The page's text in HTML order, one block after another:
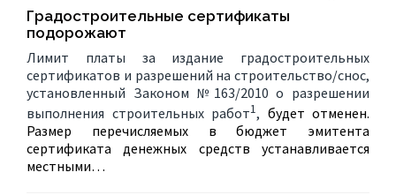
Градостроительные сертификаты
подорожают
Лимит платы за издание градостроительных
сертификатов и разрешений на строительство/снос,
установленный Законом №163/2010 о разрешении
выполнения строительных работ1, будет отменен.
Размер перечисляемых в бюджет эмитента
сертификата денежных средств устанавливается
местными…